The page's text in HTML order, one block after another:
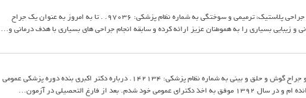
من دکتر علی مظفری هستم، فوق تخصص جراحی پلاستیک، ترمیمی و سوختگی به شماره نظام پزشکی: 97036. . تا به امروز به عنوان یک جراح
و زیبایی بسیاری را به هموطنان عزیز ارائه کرده و سابقه انجام جراحی های بسیاری با هدف درمانی و…
من دکتر آرمین اکبری هستم، متخصص و جراح گوش و حلق و بینی به شماره نظام پزشکی: 142134. درباره دکتر اکبری بنده دوره پزشکی عمومی
بعد از فارغ التحصیلی در آزمون…